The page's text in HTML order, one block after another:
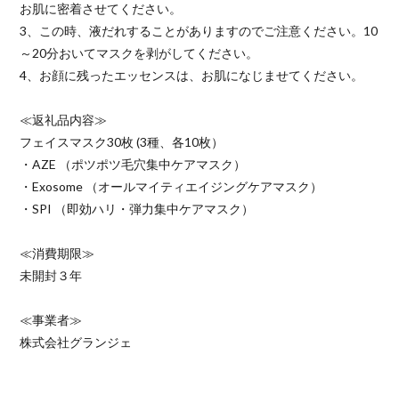
お肌に密着させてください。
3、この時、液だれすることがありますのでご注意ください。10
～20分おいてマスクを剥がしてください。
4、お顔に残ったエッセンスは、お肌になじませてください。
≪返礼品内容≫
フェイスマスク30枚 (3種、各10枚）
・AZE （ポツポツ毛穴集中ケアマスク）
・Exosome （オールマイティエイジングケアマスク）
・SPI （即効ハリ・弾力集中ケアマスク）
≪消費期限≫
未開封３年
≪事業者≫
株式会社グランジェ